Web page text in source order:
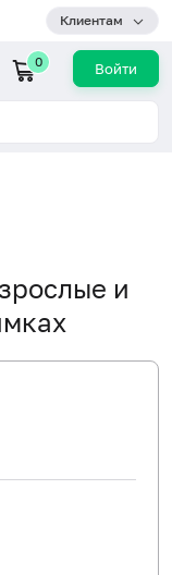
Клиентам
0 Войти
и